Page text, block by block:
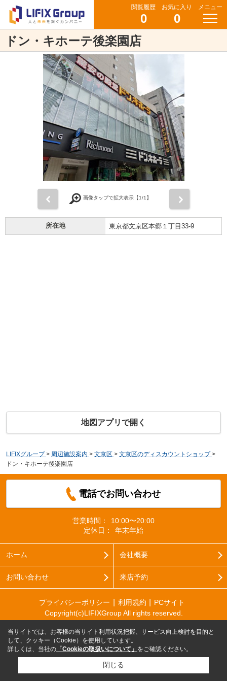
閲覧履歴
0
お気に入り
0
メニュー
ドン・キホーテ後楽園店
画像タップで拡大表示【1/1】
所在地 東京都文京区本郷１丁目33-9
地図アプリで開く
LIFIXグループ > 周辺施設案内 > 文京区 > 文京区のディスカウントショップ >
ドン・キホーテ後楽園店
電話でお問い合わせ
営業時間：
10:00〜20:00
定休日：
年末年始
ホーム 会社概要
お問い合わせ 来店予約
プライバシーポリシー 利用規約
PCサイト
Copyright(c)LIFIXGroup All rights reserved.
当サイトでは、お客様の当サイト利用状況把握、サービス向上検討を目的と
して、クッキー（Cookie）を使用しています。
詳しくは、当社の 「Cookieの取扱いについて」 をご確認ください。
閉じる